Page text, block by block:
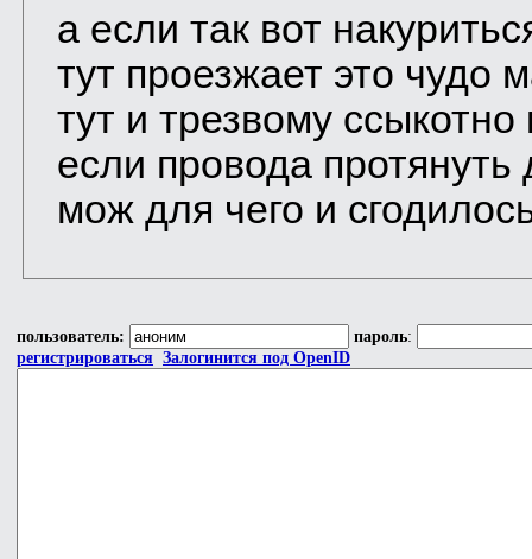
а если так вот
тут проезжает это чудо
тут и трезвому
если провода
мож для чего и
пользователь: пароль:
регистрироваться Залогинится под OpenID